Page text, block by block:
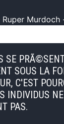
Ruper Murdoch
SE
SOUS LA
C'EST
INDIVIDUS
PAS.